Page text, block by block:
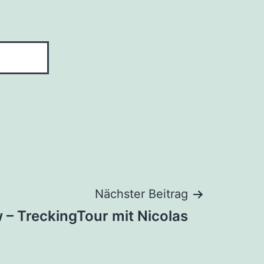
Nächster Beitrag
– TreckingTour mit Nicolas